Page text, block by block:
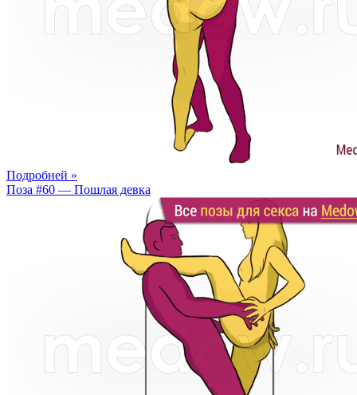
Подробней »
Поза #60 — Пошлая девка